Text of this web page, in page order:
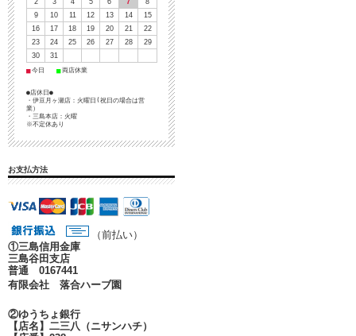
2 3 4 5 6 7
8
9
10 11 12 13 14
15
16
17 18 19 20 21
22
23
24 25 26 27 28
29
30
31
■ 今日 ■ 両店休業
●店休日●
・伊豆月ヶ瀬店：火曜日(祝日の場合は営
業）
・三島本店：火曜
※不定休あり
お支払方法
（前払い）
①三島信用金庫
三島谷田支店
普通 0167441
有限会社 落合ハーブ園
②ゆうちょ銀行
【店名】二三八（ニサンハチ）